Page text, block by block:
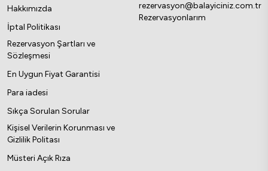
Hakkımızda
İptal Politikası
Rezervasyon Şartları ve
Sözleşmesi
En Uygun Fiyat Garantisi
Para iadesi
Sıkça Sorulan Sorular
Kişisel Verilerin Korunması ve
Gizlilik Politası
Müsteri Açık Rıza
rezervasyon@balayiciniz.com.tr
Rezervasyonlarım